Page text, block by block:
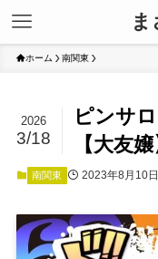
ホーム 南関東
ピンサ
【大友嬢
2026
3/18
南関東 2023年8月10日